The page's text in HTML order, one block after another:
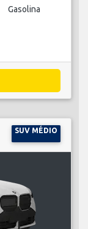
Gasolina
SUV MÉDIO